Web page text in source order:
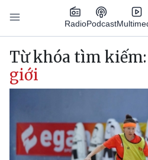
Nhảy đến nội dung
RadioPodcast
Main navigation
Từ khóa tìm kiếm:
giới